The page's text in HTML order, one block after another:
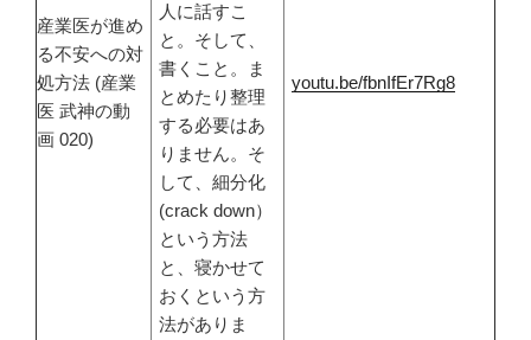
産業医が進め
る不安への対
処方法 (産業
医 武神の動
画 020)
人に話すこ
と。そして、
書くこと。ま
とめたり整理
する必要はあ
りません。そ
して、細分化
(crack down）
という方法
と、寝かせて
おくという方
法がありま
youtu.be/fbnIfEr7Rg8